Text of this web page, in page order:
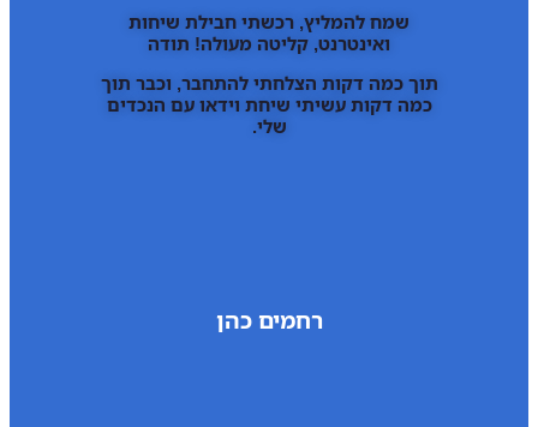
שמח להמליץ, רכשתי חבילת שיחות
ואינטרנט, קליטה מעולה! תודה
תוך כמה דקות הצלחתי להתחבר, וכבר תוך
כמה דקות עשיתי שיחת וידאו עם הנכדים
שלי.
רחמים כהן